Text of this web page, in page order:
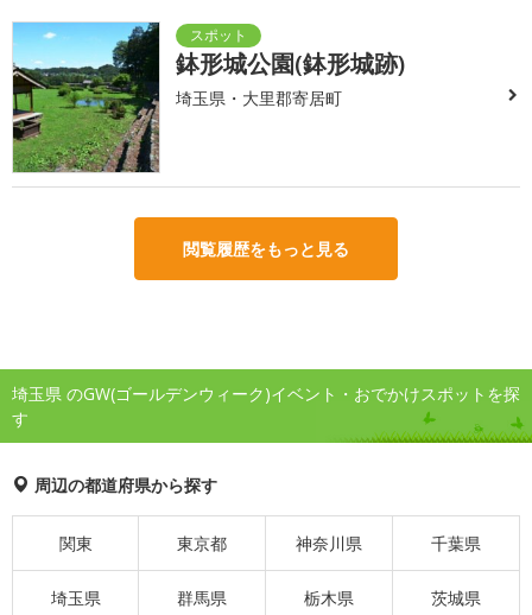
鉢形城公園(鉢形城跡)
埼玉県・大里郡寄居町
閲覧履歴をもっと見る
埼玉県 のGW(ゴールデンウィーク)イベント・おでかけスポットを探
す
周辺の都道府県から探す
関東 東京都 神奈川県 千葉県
埼玉県 群馬県 栃木県 茨城県